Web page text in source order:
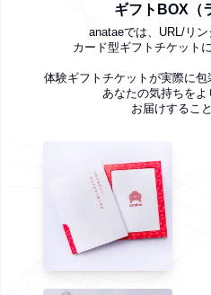
ギフトBOX（
anataeでは、URL/リン
カード型ギフトチケット
体験ギフトチケットが実際に包
あなたの気持ちを
お届けするこ